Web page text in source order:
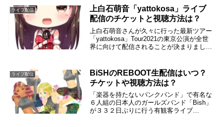
作品展を見逃した方...
ライブ配信
上白石萌音「yattokosa」ライブ
配信のチケットと視聴方法は？
上白石萌音さんが久々に行った最新ツアー
「yattokosa」Tour2021の東京公演が全世
界に向けて配信されることが決まりまし
ついて調べてみました。上白石...
ライブ配信
BiSHのREBOOT生配信はいつ？
チケットや視聴方法は？
「楽器を持たないパンクバンド」で有名な
６人組の日本人のガールズバンド「Bish」
が３３２日ぶりに行う有観客ライブ